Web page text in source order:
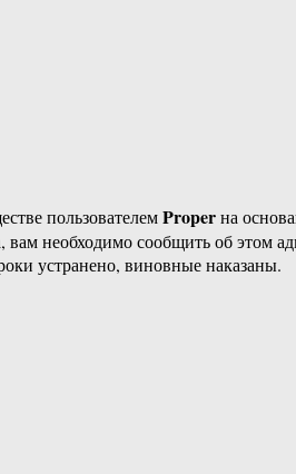
пользователемProperна
необходимо сообщить об этом
устранено, виновные наказаны.